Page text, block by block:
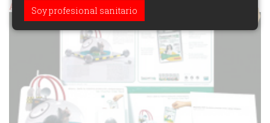
Aspid de Oro (veterinaria)
Soy profesional sanitario